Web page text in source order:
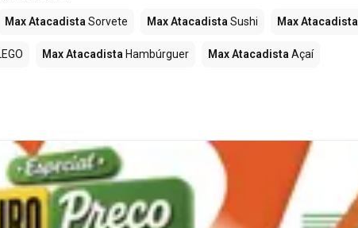
Max Atacadista Sorvete Max Atacadista Sushi Max Atacadista
Max Atacadista Hambúrguer Max Atacadista Açaí